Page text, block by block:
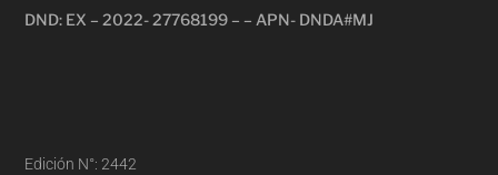
DND: EX – 2022- 27768199 – – APN- DNDA#MJ
Edición N°: 2442